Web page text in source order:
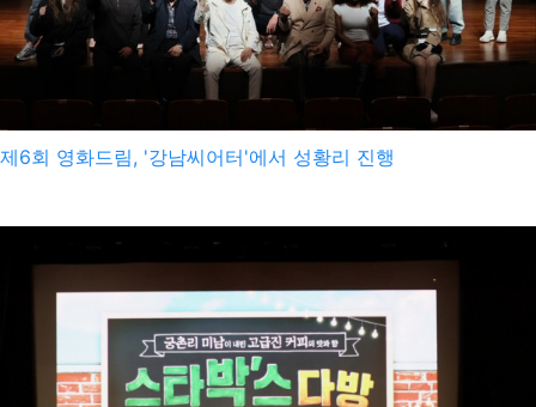
제6회 영화드림, '강남씨어터'에서 성황리 진행